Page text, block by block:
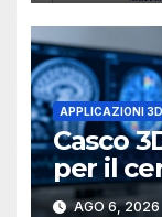
APPLICAZIONI 3D
Casco
per il
l’OPM-
AGO 6, 2026